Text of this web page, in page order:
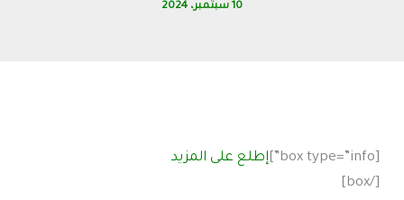
10 سبتمبر، 2024
[box type=”info”]
إطلع على المزيد
[/box]